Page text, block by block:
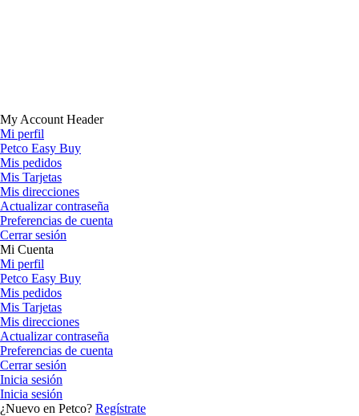
My Account Header
Mi perfil
Petco Easy Buy
Mis pedidos
Mis Tarjetas
Mis direcciones
Actualizar contraseña
Preferencias de cuenta
Cerrar sesión
Mi Cuenta
Mi perfil
Petco Easy Buy
Mis pedidos
Mis Tarjetas
Mis direcciones
Actualizar contraseña
Preferencias de cuenta
Cerrar sesión
Inicia sesión
Inicia sesión
¿Nuevo en Petco? Regístrate